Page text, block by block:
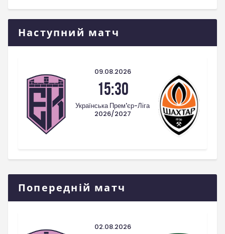
Наступний матч
09.08.2026
15:30
Українська Прем'єр-Ліга
2026/2027
Попередній матч
02.08.2026